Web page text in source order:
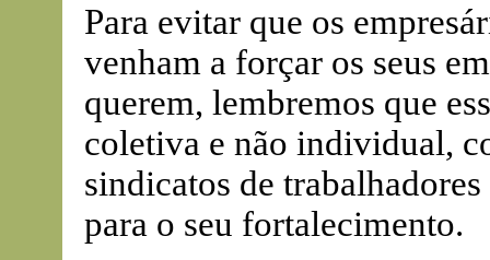
Para evitar que os
venham a forçar os seus
querem, lembremos que
coletiva e não individual,
sindicatos de
para o seu fortalecimento.